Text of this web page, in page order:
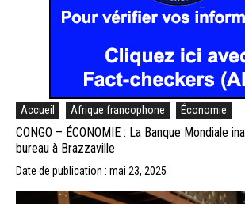
Accueil Afrique francophone Économie
CONGO – ÉCONOMIE : La Banque Mondiale
bureau à Brazzaville
Date de publication : mai 23, 2025